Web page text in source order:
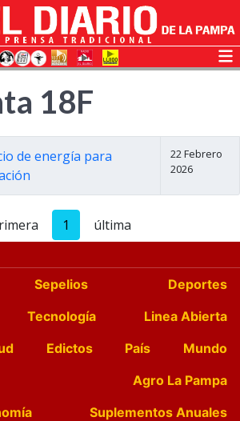
18F
de energía para
22 Febrero
2026
1 última
Sepelios
Deportes
Tecnología
Linea Abierta
Edictos País
Mundo
Agro La Pampa
Suplementos Anuales